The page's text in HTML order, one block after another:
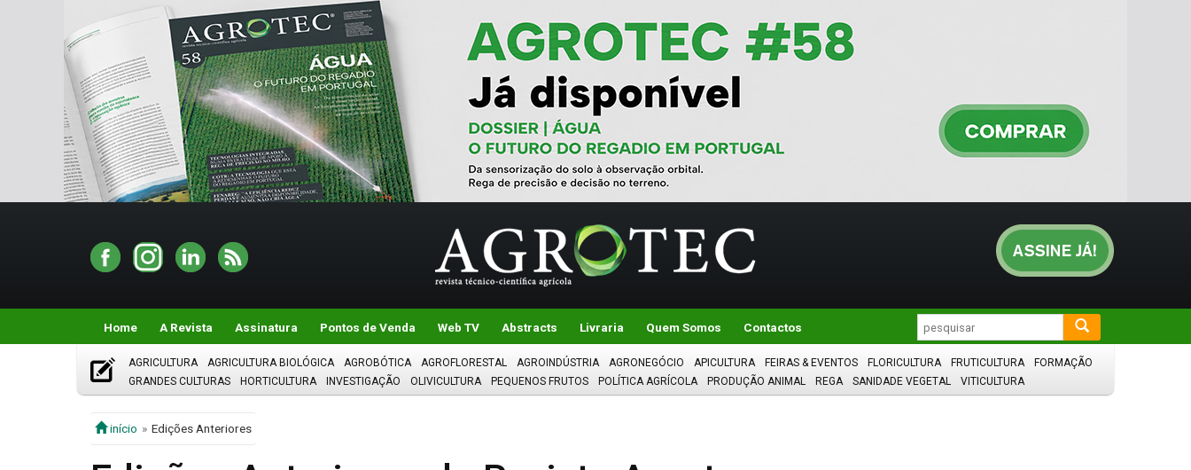
Home A Revista Assinatura Pontos de Venda Web TV Abstracts Livraria Quem Somos Contactos
AGRICULTURA AGRICULTURA BIOLÓGICA AGROBÓTICA AGROFLORESTAL AGROINDÚSTRIA AGRONEGÓCIO APICULTURA FEIRAS & EVENTOS FLORICULTURA FRUTICULTURA
FORMAÇÃO
GRANDES CULTURAS
HORTICULTURA INVESTIGAÇÃO OLIVICULTURA PEQUENOS FRUTOS POLÍTICA AGRÍCOLA PRODUÇÃO ANIMAL REGA SANIDADE VEGETAL VITICULTURA
início Edições Anteriores